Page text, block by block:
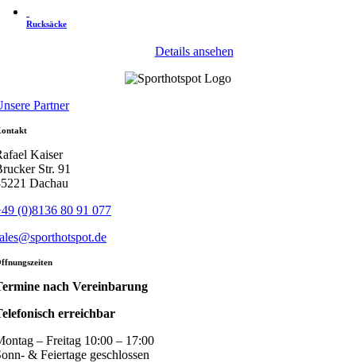
Rucksäcke
Details ansehen
Partner
Kaiser
Str. 91
Dachau
(0)8136 80 91 077
nach Vereinbarung
erreichbar
– Freitag 10:00 – 17:00
& Feiertage geschlossen